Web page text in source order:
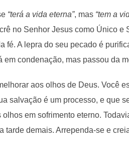
“terá a vida eterna”, mas “tem a
no Senhor Jesus como Único e
fé. A lepra do seu pecado é
condenação, mas passou da
aos olhos de Deus. Você
salvação é um processo, e que
em sofrimento eterno.
tarde demais. Arrependa-se e